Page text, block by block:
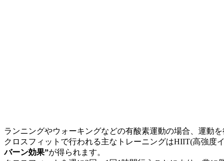
ランニングやウォーキングなどの有酸素運動の場合、運動
クロスフィットで行われる主なトレーニングはHIIT(高強度
バーン効果”が得られます。